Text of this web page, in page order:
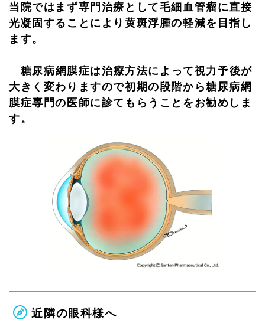
当院ではまず専門治療として毛細血管瘤に直接
光凝固することにより黄斑浮腫の軽減を目指し
ます。
糖尿病網膜症は治療方法によって視力予後が
大きく変わりますので初期の段階から糖尿病網
膜症専門の医師に診てもらうことをお勧めしま
す。
近隣の眼科様へ